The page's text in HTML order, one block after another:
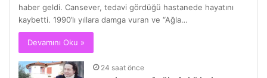
haber geldi. Cansever, tedavi gördüğü hastanede hayatını
kaybetti. 1990’lı yıllara damga vuran ve “Ağla…
Devamını Oku »
24 saat önce